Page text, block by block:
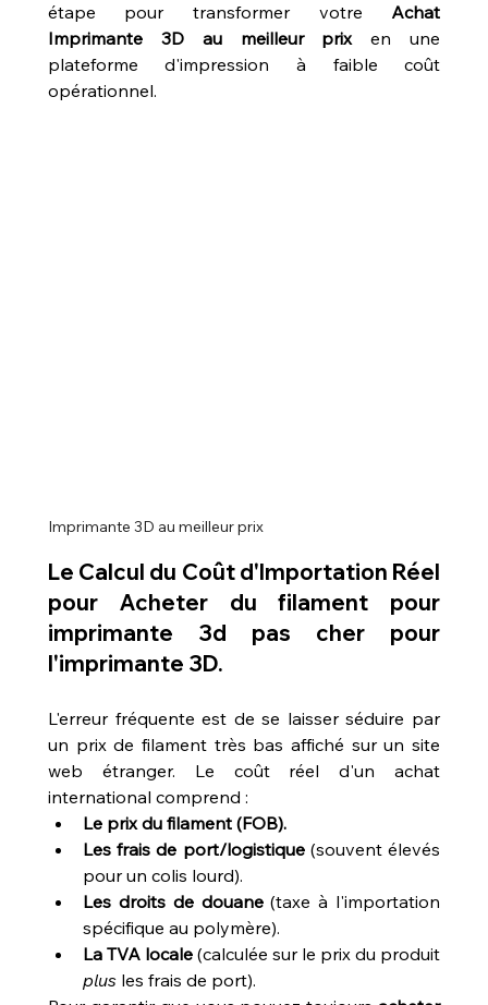
étape pour transformer votre Achat
Imprimante 3D au meilleur prix en une
plateforme d'impression à faible coût
opérationnel.
Imprimante 3D au meilleur prix
Le Calcul du Coût d'Importation Réel
pour Acheter du filament pour
imprimante 3d pas cher pour
l'imprimante 3D.
L'erreur fréquente est de se laisser séduire par
un prix de filament très bas affiché sur un site
web étranger. Le coût réel d'un achat
international comprend :
Le prix du filament (FOB).
Les frais de port/logistique (souvent élevés
pour un colis lourd).
Les droits de douane (taxe à l'importation
spécifique au polymère).
La TVA locale
plus les frais de port).